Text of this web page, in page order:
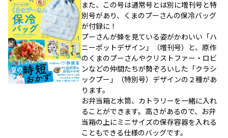
また、この号は通常号とは別に増刊号と特
別号があり、くまのプーさんの保冷バッグ
が付録に！
プーさんが蜂を見ている姿がかわいい「ハ
ニーポットデザイン」（増刊号）と、原作
のくまのプーさんやクリストファー・ロビ
ンなどの仲間たちが勢ぞろいした「クラシ
ックプー」（特別号）デザインの２種があ
ります。
お弁当箱と水筒、カトラリーを一緒に入れ
ることができます。高さがあるので、お弁
当箱の上にミニサイズの保存容器を入れる
こともできる仕様のバッグです。